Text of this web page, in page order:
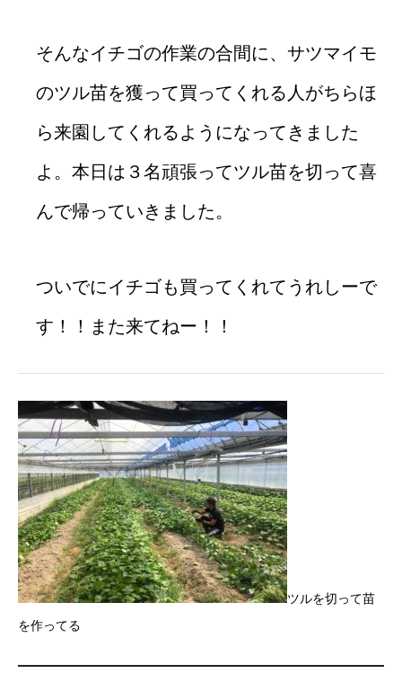
そんなイチゴの作業の合間に、サツマイモ
のツル苗を獲って買ってくれる人がちらほ
ら来園してくれるようになってきました
よ。本日は３名頑張ってツル苗を切って喜
んで帰っていきました。
ついでにイチゴも買ってくれてうれしーで
す！！また来てねー！！
ツルを切って苗
を作ってる